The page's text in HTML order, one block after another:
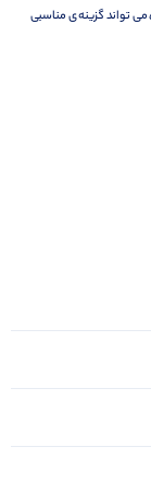
اگر به دنبال خرید یک لپ تاپ مقرون به صرفه و کارآمد هستید، دل 5470 می تواند گزینه ی مناسبی